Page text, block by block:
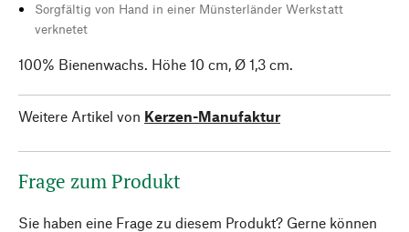
Sorgfältig von Hand in einer Münsterländer Werkstatt
verknetet
100% Bienenwachs. Höhe 10 cm, Ø 1,3 cm.
Weitere Artikel von Kerzen-Manufaktur
Frage zum Produkt
Sie haben eine Frage zu diesem Produkt? Gerne können